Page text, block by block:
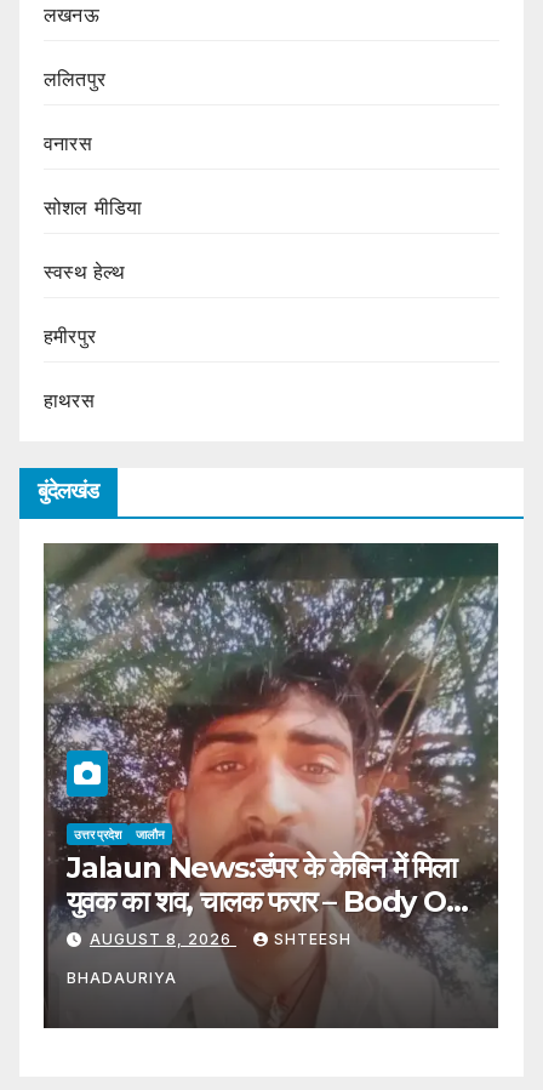
लखनऊ
ललितपुर
वनारस
सोशल मीडिया
स्वस्थ हेल्थ
हमीरपुर
हाथरस
बुंदेलखंड
उत्तर प्रदेश जालौन
Jalaun News:डंपर के केबिन में मिला
युवक का शव, चालक फरार – Body Of
Young Man Found In
Dumper Cabin; Driver
Absconding
AUGUST 8, 2026 SHTEESH
BHADAURIYA